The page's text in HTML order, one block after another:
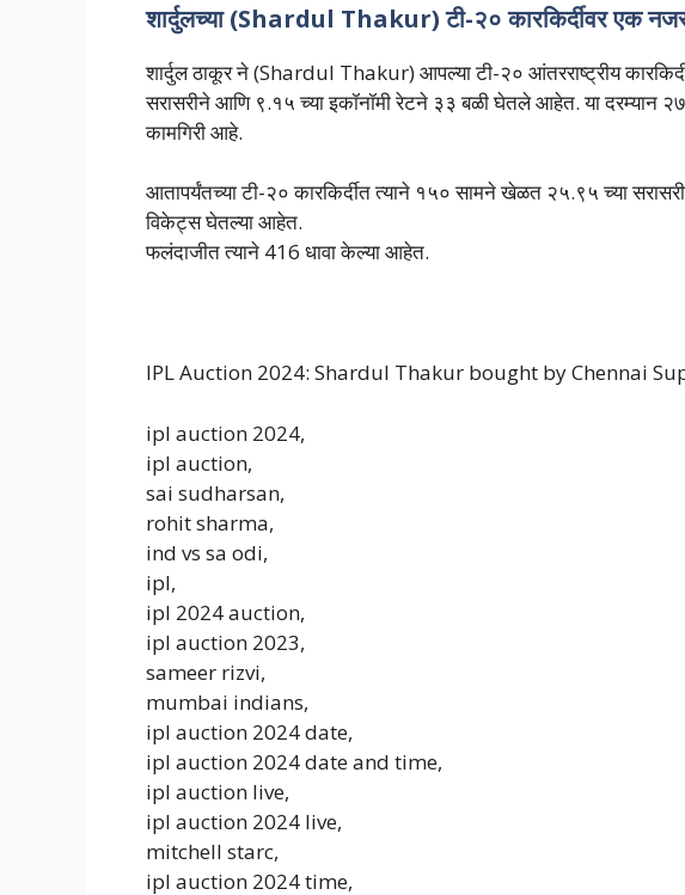
शार्दुलच्या (Shardul Thakur) टी-२० कारकिर्दीवर एक
शार्दुल ठाकूर ने (Shardul Thakur) आपल्या टी-२० आंतरराष्ट्रीय
सरासरीने आणि ९.१५ च्या इकॉनॉमी रेटने ३३ बळी घेतले आहेत. या दरम्यान २७
कामगिरी आहे.
आतापर्यंतच्या टी-२० कारकिर्दीत त्याने १५० सामने खेळत २५.९५ च्या
विकेट्स घेतल्या आहेत.
फलंदाजीत त्याने 416 धावा केल्या आहेत.
IPL Auction 2024: Shardul Thakur bought by Chennai
ipl auction 2024,
ipl auction,
sai sudharsan,
rohit sharma,
ind vs sa odi,
ipl,
ipl 2024 auction,
ipl auction 2023,
sameer rizvi,
mumbai indians,
ipl auction 2024 date,
ipl auction 2024 date and time,
ipl auction live,
ipl auction 2024 live,
mitchell starc,
ipl auction 2024 time,